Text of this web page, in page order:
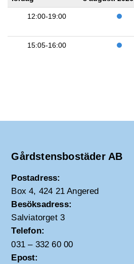
12:00-19:00
15:05-16:00
Gårdstensbostäder AB
Postadress:
Box 4, 424 21 Angered
Besöksadress:
Salviatorget 3
Telefon:
031 – 332 60 00
Epost: